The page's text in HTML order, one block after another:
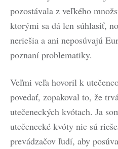
pozostávala z veľkého
ktorými sa dá len súhlasiť,
neriešia a ani neposúvajú
poznaní problematiky.
Veľmi veľa hovoril k
povedať, zopakoval to, že
utečeneckých kvótach. Ja
utečenecké kvóty nie sú
prevádzačov ľudí, aby